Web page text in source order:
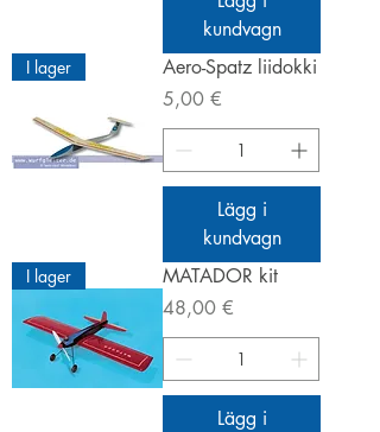
kundvagn
I lager
Aero-Spatz liidokki
Pris
5,00 €
Lägg i
kundvagn
I lager
MATADOR kit
Pris
48,00 €
Lägg i